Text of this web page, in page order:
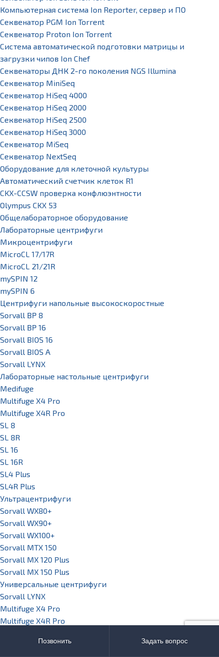
Компьютерная система Ion Reporter, сервер и ПО
Секвенатор PGM Ion Torrent
Секвенатор Proton Ion Torrent
Система автоматической подготовки матрицы и
загрузки чипов Ion Chef
Секвенаторы ДНК 2-го поколения NGS Illumina
Секвенатор MiniSeq
Секвенатор HiSeq 4000
Секвенатор HiSeq 2000
Секвенатор HiSeq 2500
Секвенатор HiSeq 3000
Секвенатор MiSeq
Секвенатор NextSeq
Оборудование для клеточной культуры
Автоматический счетчик клеток R1
CKX-CCSW проверка конфлюэнтности
Olympus CKX 53
Общелабораторное оборудование
Лабораторные центрифуги
Микроцентрифуги
MicroCL 17/17R
MicroCL 21/21R
mySPIN 12
mySPIN 6
Центрифуги напольные высокоскоростные
Sorvall BP 8
Sorvall BP 16
Sorvall BIOS 16
Sorvall BIOS A
Sorvall LYNX
Лабораторные настольные центрифуги
Medifuge
Multifuge X4 Pro
Multifuge X4R Pro
SL 8
SL 8R
SL 16
SL 16R
SL4 Plus
SL4R Plus
Ультрацентрифуги
Sorvall WX80+
Sorvall WX90+
Sorvall WX100+
Sorvall МТХ 150
Sorvall МХ 120 Plus
Sorvall МХ 150 Plus
Универсальные центрифуги
Sorvall LYNX
Multifuge X4 Pro
Multifuge X4R Pro
Позвонить Задать вопрос